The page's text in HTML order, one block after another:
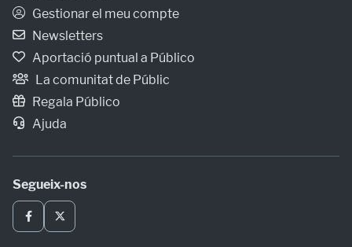
Gestionar el meu compte
Newsletters
Aportació puntual a Público
La comunitat de Públic
Regala Público
Ajuda
Segueix-nos